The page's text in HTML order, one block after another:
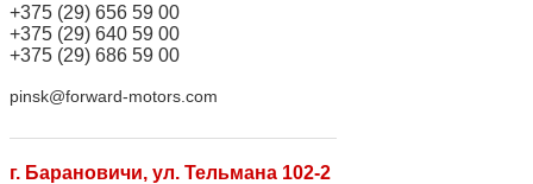
+375 (29) 656 59 00
+375 (29) 640 59 00
+375 (29) 686 59 00
pinsk@forward-motors.com
г. Барановичи, ул. Тельмана 102-2